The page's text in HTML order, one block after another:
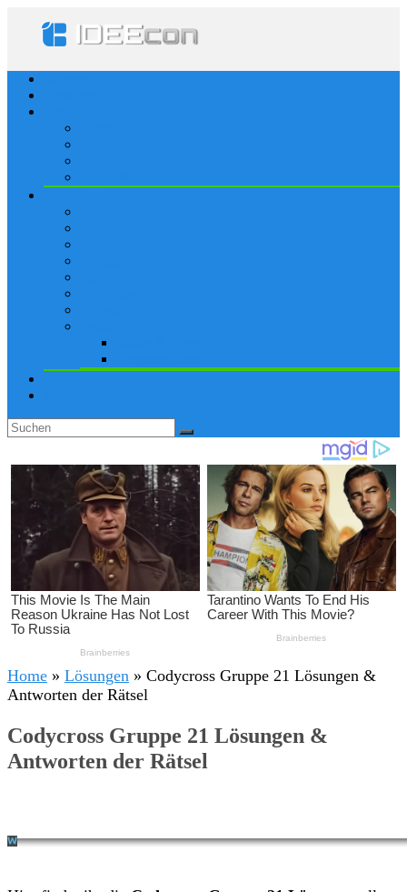
Home » Lösungen » Codycross Gruppe 21 Lösungen &
Antworten der Rätsel
Codycross Gruppe 21 Lösungen &
Antworten der Rätsel